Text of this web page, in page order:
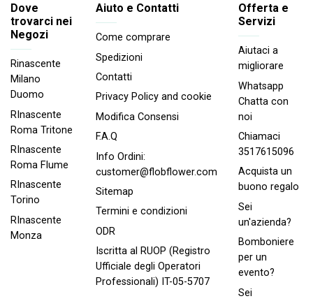
Dove
trovarci nei
Negozi
Rinascente
Milano
Duomo
RInascente
Roma Tritone
RInascente
Roma FIume
RInascente
Torino
RInascente
Monza
Aiuto e Contatti
Come comprare
Spedizioni
Contatti
Privacy Policy and cookie
Modifica Consensi
F.A.Q
Info Ordini:
customer@flobflower.com
Sitemap
Termini e condizioni
ODR
Iscritta al RUOP (Registro
Ufficiale degli Operatori
Professionali) IT-05-5707
Offerta e
Servizi
Aiutaci a
migliorare
Whatsapp
Chatta con
noi
Chiamaci
3517615096
Acquista un
buono regalo
Sei
un'azienda?
Bomboniere
per un
evento?
Sei